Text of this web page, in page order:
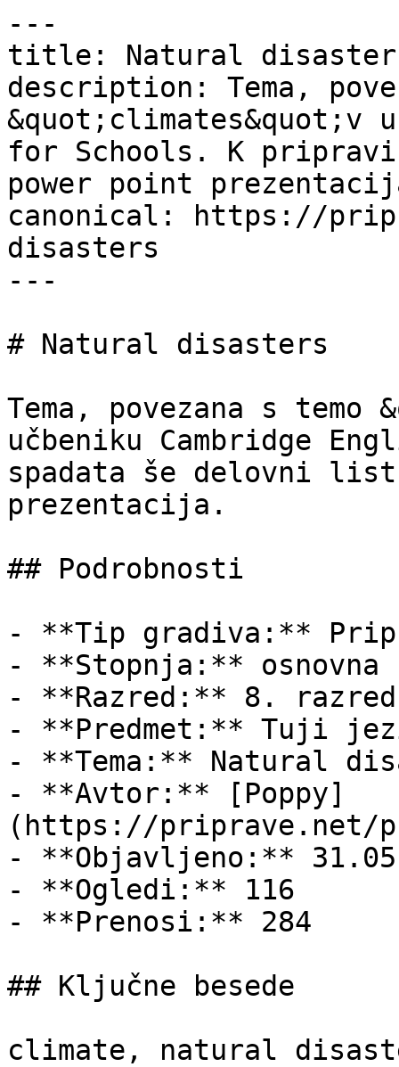
---
title: Natural
description: Tema,
&quot;climates&quot;v
for Schools. K
power point
canonical: https://
disasters
---
# Natural disasters
Tema, povezana s temo
učbeniku Cambridge
spadata še delovni
prezentacija.
## Podrobnosti
- **Tip gradiva:**
- **Stopnja:** osnovna
- **Razred:** 8. razred
- **Predmet:** Tuji
- **Tema:** Natural
- **Avtor:** [Poppy]
(https://priprave.net/
- **Objavljeno:**
- **Ogledi:** 116
- **Prenosi:** 284
## Ključne besede
climate, natural